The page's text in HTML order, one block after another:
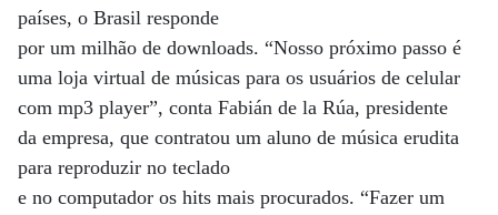
países, o Brasil responde
por um milhão de downloads. “Nosso próximo passo é
uma loja virtual de músicas para os usuários de celular
com mp3 player”, conta Fabián de la Rúa, presidente
da empresa, que contratou um aluno de música erudita
para reproduzir no teclado
e no computador os hits mais procurados. “Fazer um